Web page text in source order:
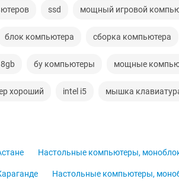
ssd мощный игровой
блок компьютера сборка компьютера
бу компьютеры мощные
хороший intel i5 мышка
Настольные компьютеры,
Настольные компьютеры,